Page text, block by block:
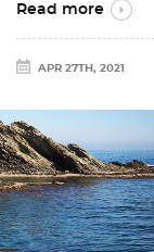
Read more
APR 27TH, 2021